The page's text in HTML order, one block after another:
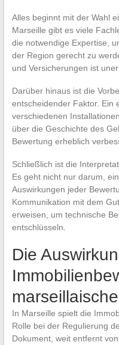
Alles beginnt mit der Wahl
Marseille gibt es viele
die notwendige Expertise,
der Region gerecht zu
und Versicherungen ist
Darüber hinaus ist die
entscheidender Faktor. Ein
verschiedenen
über die Geschichte des
Bewertung erheblich
Schließlich ist die
Es geht nicht nur darum,
Auswirkungen jeder
Kommunikation mit dem
erweisen, um technische
entschlüsseln.
Die
In Marseille spielt die
Rolle bei der Regulierung
Dokument, weit entfernt